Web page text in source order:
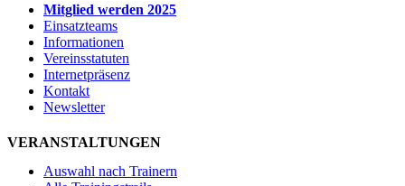
Mitglied werden 2025
Einsatzteams
Informationen
Vereinsstatuten
Internetpräsenz
Kontakt
Newsletter
VERANSTALTUNGEN
Auswahl nach Trainern